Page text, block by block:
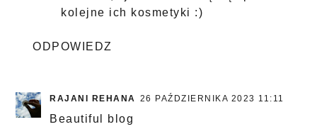
kolejne ich kosmetyki :)
ODPOWIEDZ
RAJANI REHANA 26 PAŹDZIERNIKA 2023 11:11
Beautiful blog